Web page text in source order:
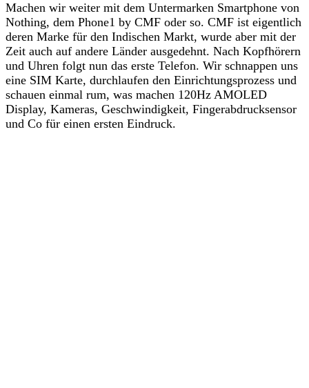
Machen wir weiter mit dem Untermarken Smartphone von
Nothing, dem Phone1 by CMF oder so. CMF ist eigentlich
deren Marke für den Indischen Markt, wurde aber mit der
Zeit auch auf andere Länder ausgedehnt. Nach Kopfhörern
und Uhren folgt nun das erste Telefon. Wir schnappen uns
eine SIM Karte, durchlaufen den Einrichtungsprozess und
schauen einmal rum, was machen 120Hz AMOLED
Display, Kameras, Geschwindigkeit, Fingerabdrucksensor
und Co für einen ersten Eindruck.